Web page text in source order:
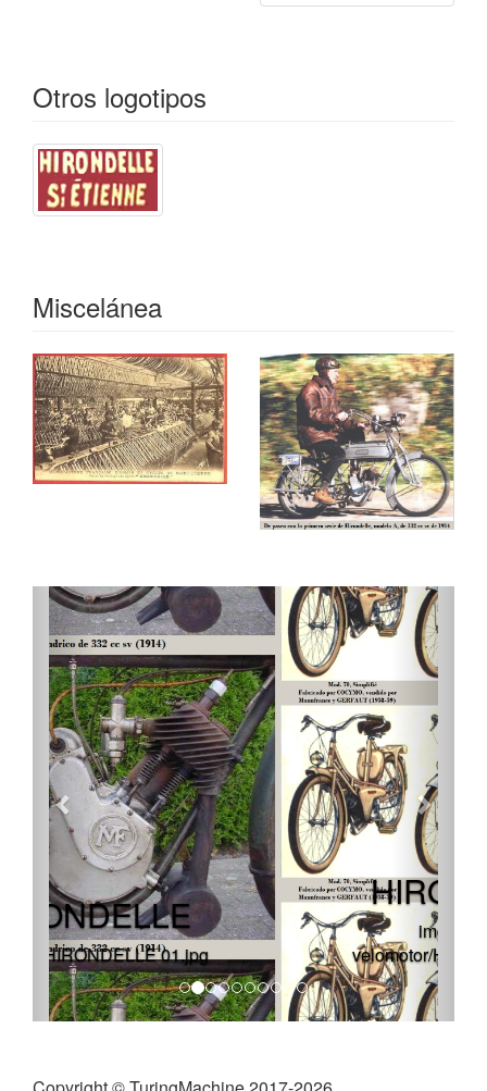
Otros logotipos
Miscelánea
HIRONDELLE
img/auto-ciclo-
velomotor/HIRONDELLE 06.jpg